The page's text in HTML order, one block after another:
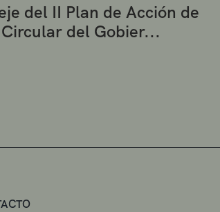
del II Plan de Acción de
del Gobier...